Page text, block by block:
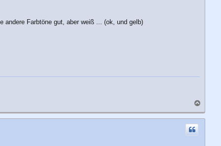
Farbtöne gut, aber weiß ... (ok, und gelb)
a
c